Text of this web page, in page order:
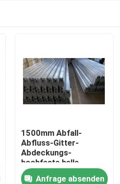
1500mm Abfall-
Abfluss-Gitter-
Abdeckungs-
hochfeste helle
Struktur Boden-Q235
Anfrage absenden